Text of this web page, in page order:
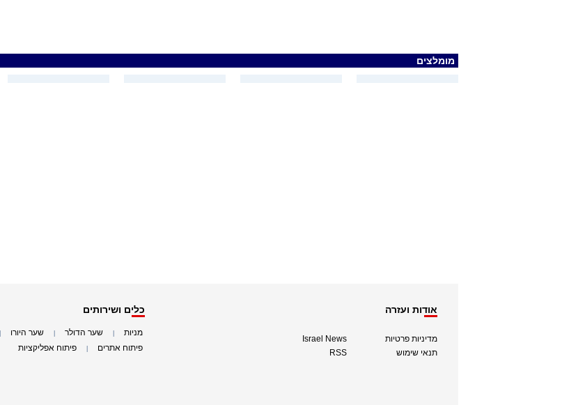
מומלצים
אודות ועזרה
מדיניות פרטיות
תנאי שימוש
Israel News
RSS
כלים ושירותים
מניות שער הדולר שער היורו
פיתוח אתרים פיתוח אפליקציות